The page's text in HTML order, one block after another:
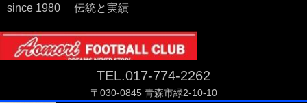
since 1980 伝統と実績
TEL.017-774-2262
〒030-0845 青森市緑2-10-10